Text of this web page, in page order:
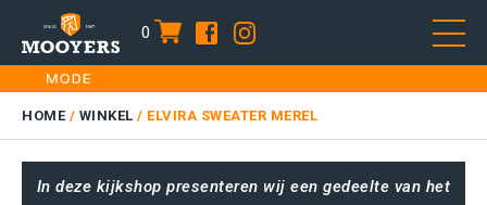
0 item
Skip
to
content
HOME
DAMES
KIDS
HOME/ WINKEL / ELVIRA SWEATER MEREL
In deze kijkshop presenteren wij een gedeelte van het